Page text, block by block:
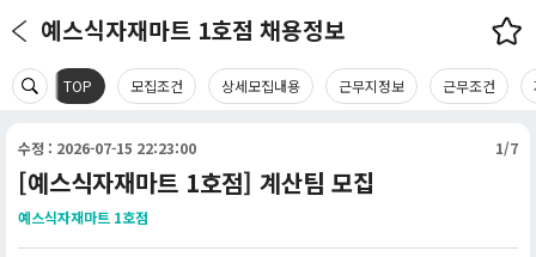
예스식자재마트 1호점 채용정보
TOP 모집조건 상세모집내용 근무지정보 근무조건
수정 : 2026-07-15 22:23:00 1/7
[예스식자재마트 1호점] 계산팀 모집
예스식자재마트 1호점